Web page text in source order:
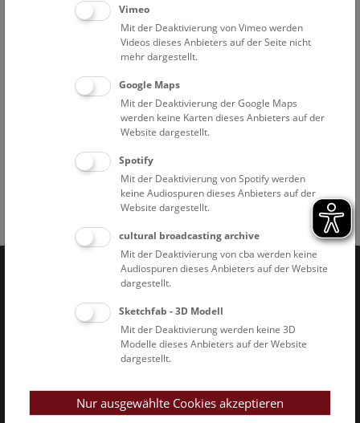
diverse weitere Vergünstigungen
Details hierzu und unsere derzeit
in unserenJobportal
Google
Naturhistorisches Museum Wien © 2026
Impressum & AGB Datenschutz
Vimeo
Mit der Deaktivierung von Vimeo werden
Videos dieses Anbieters auf der Seite nicht
mehr dargestellt.
Google Maps
Mit der Deaktivierung der Google Maps
werden keine Karten dieses Anbieters auf der
Website dargestellt.
Spotify
Mit der Deaktivierung von Spotify werden
keine Audiospuren dieses Anbieters auf der
Website dargestellt.
cultural broadcasting archive
Mit der Deaktivierung von cba werden keine
Audiospuren dieses Anbieters auf der Website
dargestellt.
Sketchfab - 3D Modell
Mit der Deaktivierung werden keine 3D
Modelle dieses Anbieters auf der Website
dargestellt.
Nur ausgewählte Cookies akzeptieren